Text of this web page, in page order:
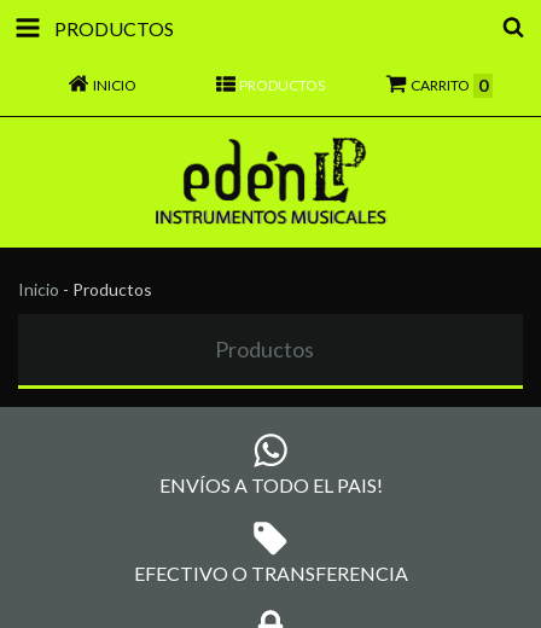
PRODUCTOS
INICIO PRODUCTOS CARRITO 0
Inicio - Productos
Productos
ENVÍOS A TODO EL PAIS!
EFECTIVO O TRANSFERENCIA